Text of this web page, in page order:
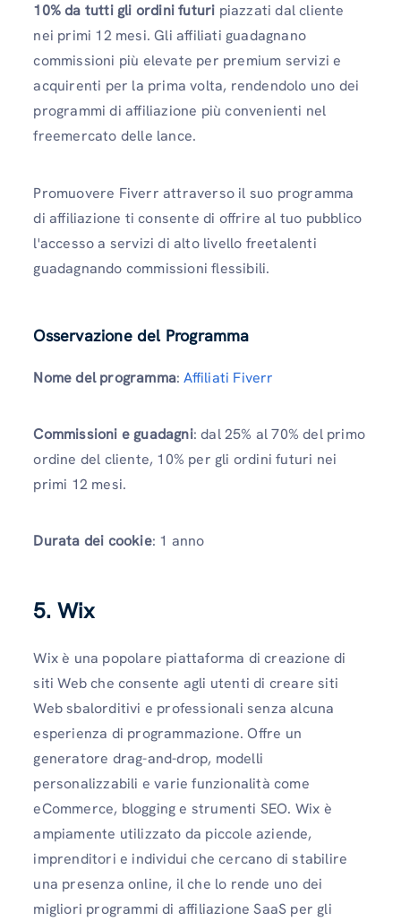
10% da tutti gli ordini futuri piazzati dal cliente
nei primi 12 mesi. Gli affiliati guadagnano
commissioni più elevate per premium servizi e
acquirenti per la prima volta, rendendolo uno dei
programmi di affiliazione più convenienti nel
freemercato delle lance.
Promuovere Fiverr attraverso il suo programma
di affiliazione ti consente di offrire al tuo pubblico
l'accesso a servizi di alto livello freetalenti
guadagnando commissioni flessibili.
Osservazione del Programma
Nome del programma:Affiliati Fiverr
Commissioni e guadagni: dal 25% al ​​70% del primo
ordine del cliente, 10% per gli ordini futuri nei
primi 12 mesi.
Durata dei cookie: 1 anno
5. Wix
Wix è una popolare piattaforma di creazione di
siti Web che consente agli utenti di creare siti
Web sbalorditivi e professionali senza alcuna
esperienza di programmazione. Offre un
generatore drag-and-drop, modelli
personalizzabili e varie funzionalità come
eCommerce, blogging e strumenti SEO. Wix è
ampiamente utilizzato da piccole aziende,
imprenditori e individui che cercano di stabilire
una presenza online, il che lo rende uno dei
migliori programmi di affiliazione SaaS per gli